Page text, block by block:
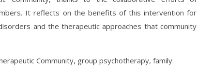
It reflects on the benefits of this intervention for
and the therapeutic approaches that community
Community, group psychotherapy, family.